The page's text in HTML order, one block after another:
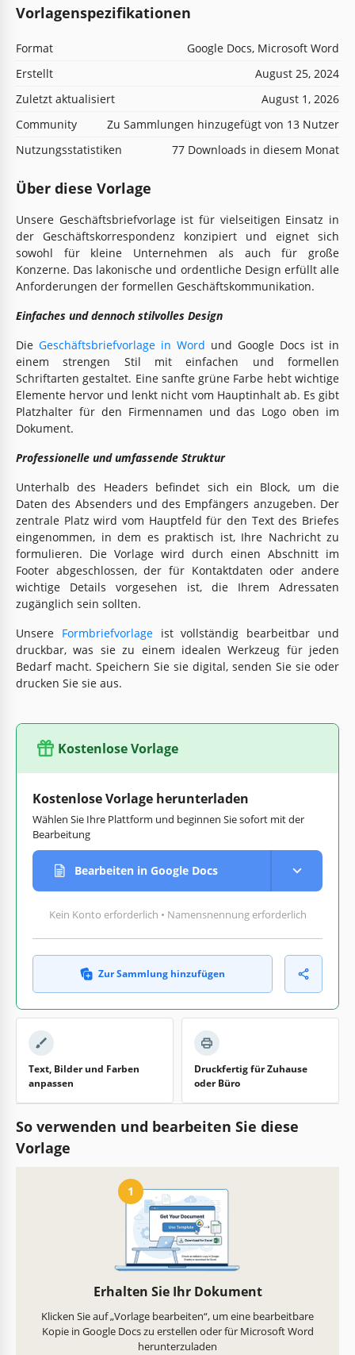
Vorlagenspezifikationen
Format
Google Docs, Microsoft Word
Erstellt
August 25, 2024
Zuletzt aktualisiert
August 1, 2026
Community
Zu Sammlungen hinzugefügt von 13 Nutzer
Nutzungsstatistiken
77 Downloads in diesem Monat
Über diese Vorlage
Unsere Geschäftsbriefvorlage ist für vielseitigen Einsatz in
der Geschäftskorrespondenz konzipiert und eignet sich
sowohl für kleine Unternehmen als auch für große
Konzerne. Das lakonische und ordentliche Design erfüllt alle
Anforderungen der formellen Geschäftskommunikation.
Einfaches und dennoch stilvolles Design
Die Geschäftsbriefvorlage in Word und Google Docs ist in
einem strengen Stil mit einfachen und formellen
Schriftarten gestaltet. Eine sanfte grüne Farbe hebt wichtige
Elemente hervor und lenkt nicht vom Hauptinhalt ab. Es gibt
Platzhalter für den Firmennamen und das Logo oben im
Dokument.
Professionelle und umfassende Struktur
Unterhalb des Headers befindet sich ein Block, um die
Daten des Absenders und des Empfängers anzugeben. Der
zentrale Platz wird vom Hauptfeld für den Text des Briefes
eingenommen, in dem es praktisch ist, Ihre Nachricht zu
formulieren. Die Vorlage wird durch einen Abschnitt im
Footer abgeschlossen, der für Kontaktdaten oder andere
wichtige Details vorgesehen ist, die Ihrem Adressaten
zugänglich sein sollten.
Unsere Formbriefvorlageist vollständig bearbeitbar und
druckbar, was sie zu einem idealen Werkzeug für jeden
Bedarf macht. Speichern Sie sie digital, senden Sie sie oder
drucken Sie sie aus.
Kostenlose Vorlage
Kostenlose Vorlage herunterladen
Wählen Sie Ihre Plattform und beginnen Sie sofort mit der
Bearbeitung
Bearbeiten in Google Docs
Kein Konto erforderlich • Namensnennung erforderlich
Zur Sammlung hinzufügen
Text, Bilder und Farben
anpassen
Druckfertig für Zuhause
oder Büro
So verwenden und bearbeiten Sie diese
Vorlage
1
Erhalten Sie Ihr Dokument
Klicken Sie auf „Vorlage bearbeiten“, um eine bearbeitbare
Kopie in Google Docs zu erstellen oder für Microsoft Word
herunterzuladen